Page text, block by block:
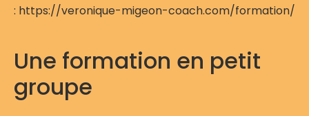
: https://veronique-migeon-coach.com/formation/
Une formation en petit
groupe